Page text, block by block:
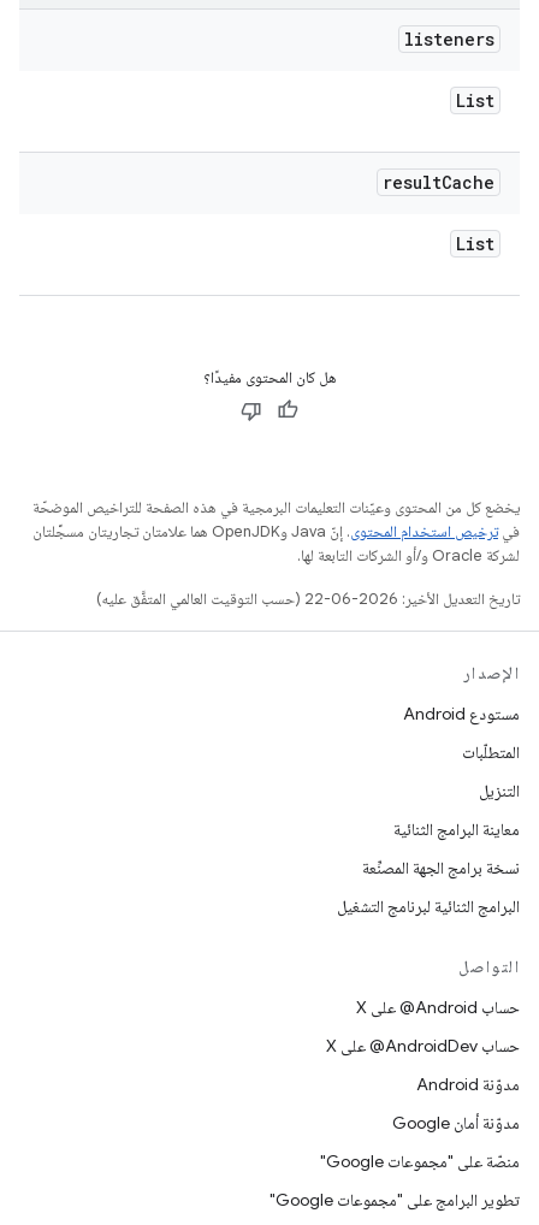
listeners
List
resultCache
List
هل كان المحتوى مفيدًا؟
يخضع كل من المحتوى وعيّنات التعليمات البرمجية في هذه الصفحة للتراخيص الموضحّة
فيترخيص استخدام المحتوى
. إنّ Java وOpenJDK هما علامتان تجاريتان مسجَّلتان
لشركة Oracle و/أو الشركات التابعة لها.
تاريخ التعديل الأخير: 2026-06-22 (حسب التوقيت العالمي المتفَّق عليه)
الإصدار
مستودع Android
المتطلّبات
التنزيل
معاينة البرامج الثنائية
نسخة برامج الجهة المصنِّعة
البرامج الثنائية لبرنامج التشغيل
التواصل
حساب ‎@Android على X
حساب ‎@AndroidDev على X
مدوّنة Android
مدوّنة أمان Google
منصّة على "مجموعات Google"
تطوير البرامج على "مجموعات Google"